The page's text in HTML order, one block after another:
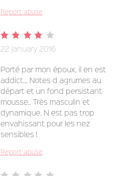
Report abuse
22 january 2016
Porté par mon époux, il en est
addict... Notes d agrumes au
départ et un fond persistant
mousse.. Très masculin et
dynamique. N est pas trop
envahissant pour les nez
sensibles !
Report abuse